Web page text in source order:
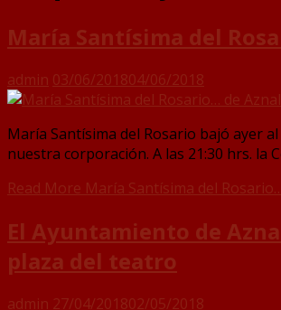
María Santísima del
admin 03/06/201804/06/2018
María Santísima del Rosario bajó ayer
nuestra corporación. A las 21:30 hrs. la
Read More María Santísima del
El Ayuntamiento de
plaza del teatro
admin 27/04/201802/05/2018